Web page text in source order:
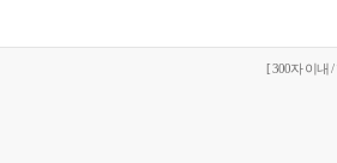
[ 300자 이내 /